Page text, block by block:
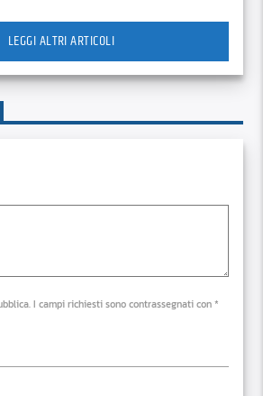
LEGGI ALTRI ARTICOLI
I campi richiesti sono contrassegnati con *